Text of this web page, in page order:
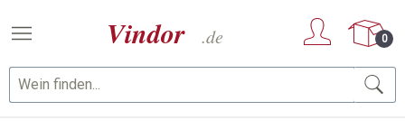
Zum Hauptinhalt springen
0